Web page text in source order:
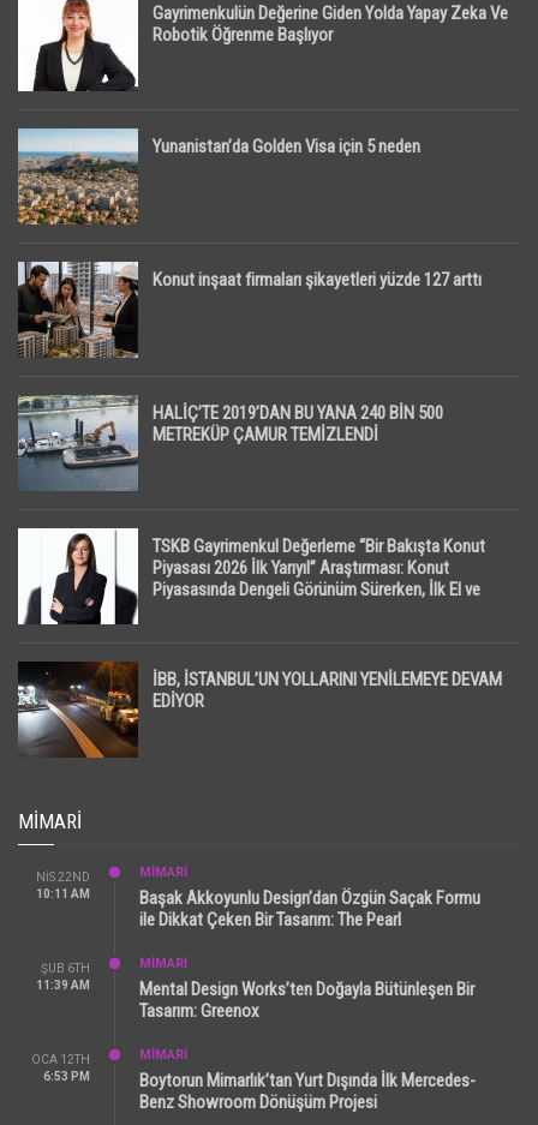
Gayrimenkulün Değerine Giden Yolda Yapay Zeka Ve
Robotik Öğrenme Başlıyor
Yunanistan’da Golden Visa için 5 neden
Konut inşaat firmaları şikayetleri yüzde 127 arttı
HALİÇ’TE 2019’DAN BU YANA 240 BİN 500
METREKÜP ÇAMUR TEMİZLENDİ
TSKB Gayrimenkul Değerleme “Bir Bakışta Konut
Piyasası 2026 İlk Yarıyıl” Araştırması: Konut
Piyasasında Dengeli Görünüm Sürerken, İlk El ve
İBB, İSTANBUL’UN YOLLARINI YENİLEMEYE DEVAM
EDİYOR
MIMARI
NIS 22ND
10:11 AM
MİMARİ
Başak Akkoyunlu Design’dan Özgün Saçak Formu
ile Dikkat Çeken Bir Tasarım: The Pearl
ŞUB 6TH
11:39 AM
MİMARİ
Mental Design Works’ten Doğayla Bütünleşen Bir
Tasarım: Greenox
OCA 12TH
6:53 PM
MİMARİ
Boytorun Mimarlık’tan Yurt Dışında İlk Mercedes-
Benz Showroom Dönüşüm Projesi